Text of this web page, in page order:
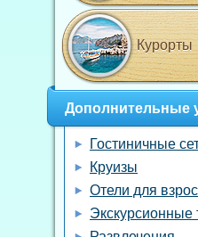
Курорты
Дополнительные
Гостиничные
Круизы
Отели для
Экскурсионные